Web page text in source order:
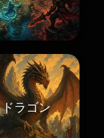
ドラゴン